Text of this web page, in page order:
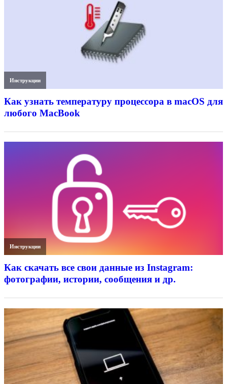
Инструкции
Как узнать температуру процессора в macOS для
любого MacBook
Инструкции
Как скачать все свои данные из Instagram:
фотографии, истории, сообщения и др.